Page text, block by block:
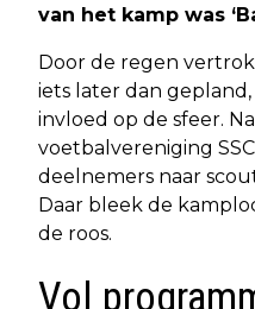
van het kamp was
Door de regen
iets later dan
invloed op de sfeer.
voetbalvereniging
deelnemers naar
Daar bleek de
de roos.
Vol